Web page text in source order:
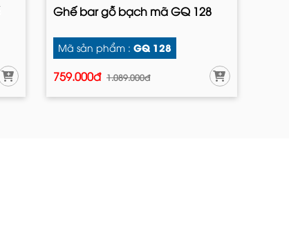
Ghế bar gỗ bạch mã GQ 128
Mã sản phẩm : GQ 128
759.000đ 1.089.000đ